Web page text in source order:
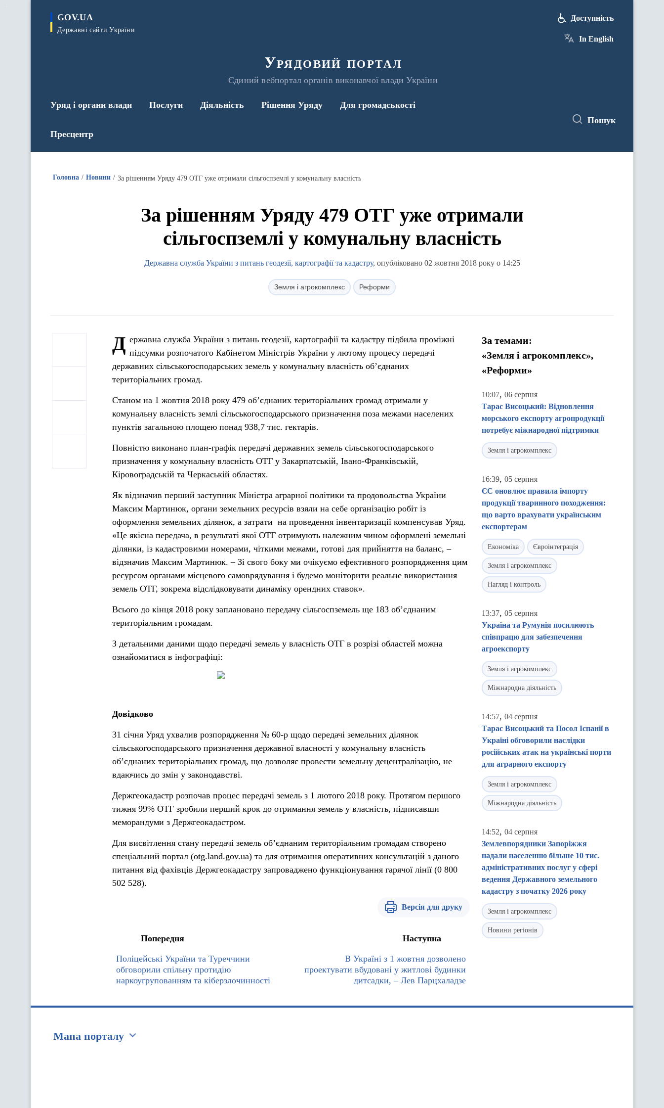
GOV.UA
Державні сайти України
Урядовий портал
Єдиний вебпортал органів виконавчої влади України
Доступність
In English
Уряд і органи влади Послуги Діяльність Рішення Уряду Для громадськості
Пресцентр
Пошук
Головна Новини За рішенням Уряду 479 ОТГ уже отримали сільгоспземлі у комунальну власність
За рішенням Уряду 479 ОТГ уже отримали
сільгоспземлі у комунальну власність
Державна служба України з питань геодезії, картографії та кадастру, опубліковано 02 жовтня 2018 року о 14:25
Земля і агрокомплекс Реформи
Д ержавна служба України з питань геодезії, картографії та кадастру підбила проміжні
підсумки розпочатого Кабінетом Міністрів України у лютому процесу передачі
державних сільськогосподарських земель у комунальну власність об’єднаних
територіальних громад.
Станом на 1 жовтня 2018 року 479 об’єднаних територіальних громад отримали у
комунальну власність землі сільськогосподарського призначення поза межами населених
пунктів загальною площею понад 938,7 тис. гектарів.
Повністю виконано план-графік передачі державних земель сільськогосподарського
призначення у комунальну власність ОТГ у Закарпатській, Івано-Франківській,
Кіровоградській та Черкаській областях.
Як відзначив перший заступник Міністра аграрної політики та продовольства України
Максим Мартинюк, органи земельних ресурсів взяли на себе організацію робіт із
оформлення земельних ділянок, а затрати на проведення інвентаризації компенсував Уряд.
«Це якісна передача, в результаті якої ОТГ отримують належним чином оформлені земельні
ділянки, із кадастровими номерами, чіткими межами, готові для прийняття на баланс, –
відзначив Максим Мартинюк. – Зі свого боку ми очікуємо ефективного розпорядження цим
ресурсом органами місцевого самоврядування і будемо моніторити реальне використання
земель ОТГ, зокрема відслідковувати динаміку орендних ставок».
Всього до кінця 2018 року заплановано передачу сільгоспземель ще 183 об’єднаним
територіальним громадам.
З детальними даними щодо передачі земель у власність ОТГ в розрізі областей можна
ознайомитися в інфографіці:
Довідково
31 січня Уряд ухвалив розпорядження № 60-р щодо передачі земельних ділянок
сільськогосподарського призначення державної власності у комунальну власність
об’єднаних територіальних громад, що дозволяє провести земельну децентралізацію, не
вдаючись до змін у законодавстві.
Держгеокадастр розпочав процес передачі земель з 1 лютого 2018 року. Протягом першого
тижня 99% ОТГ зробили перший крок до отримання земель у власність, підписавши
меморандуми з Держгеокадастром.
Для висвітлення стану передачі земель об’єднаним територіальним громадам створено
спеціальний портал (otg.land.gov.ua) та для отримання оперативних консультацій з даного
питання від фахівців Держгеокадастру запроваджено функціонування гарячої лінії (0 800
502 528).
Версія для друку
Попередня
Поліцейські України та Туреччини
обговорили спільну протидію
наркоугрупованням та кіберзлочинності
Наступна
В Україні з 1 жовтня дозволено
проектувати вбудовані у житлові будинки
дитсадки, – Лев Парцхаладзе
За темами:
«Земля і агрокомплекс»,
«Реформи»
10:07, 06 серпня
Тарас Висоцький: Відновлення
морського експорту агропродукції
потребує міжнародної підтримки
Земля і агрокомплекс
16:39, 05 серпня
ЄС оновлює правила імпорту
продукції тваринного походження:
що варто врахувати українським
експортерам
Економіка Євроінтеграція
Земля і агрокомплекс
Нагляд і контроль
13:37, 05 серпня
Україна та Румунія посилюють
співпрацю для забезпечення
агроекспорту
Земля і агрокомплекс
Міжнародна діяльність
14:57, 04 серпня
Тарас Висоцький та Посол Іспанії в
Україні обговорили наслідки
російських атак на українські порти
для аграрного експорту
Земля і агрокомплекс
Міжнародна діяльність
14:52, 04 серпня
Землевпорядники Запоріжжя
надали населенню більше 10 тис.
адміністративних послуг у сфері
ведення Державного земельного
кадастру з початку 2026 року
Земля і агрокомплекс
Новини регіонів
Мапа порталу